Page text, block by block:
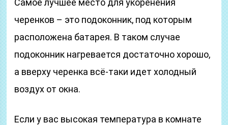
Самое лучшее место для укоренения
черенков – это подоконник, под которым
расположена батарея. В таком случае
подоконник нагревается достаточно хорошо,
а вверху черенка всё-таки идет холодный
воздух от окна.
Если у вас высокая температура в комнате